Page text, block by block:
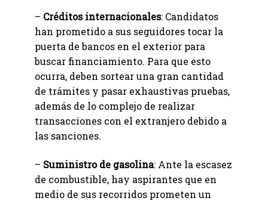
– Créditos internacionales: Candidatos
han prometido a sus seguidores tocar la
puerta de bancos en el exterior para
buscar financiamiento. Para que esto
ocurra, deben sortear una gran cantidad
de trámites y pasar exhaustivas pruebas,
además de lo complejo de realizar
transacciones con el extranjero debido a
las sanciones.
– Suministro de gasolina: Ante la escasez
de combustible, hay aspirantes que en
medio de sus recorridos prometen un